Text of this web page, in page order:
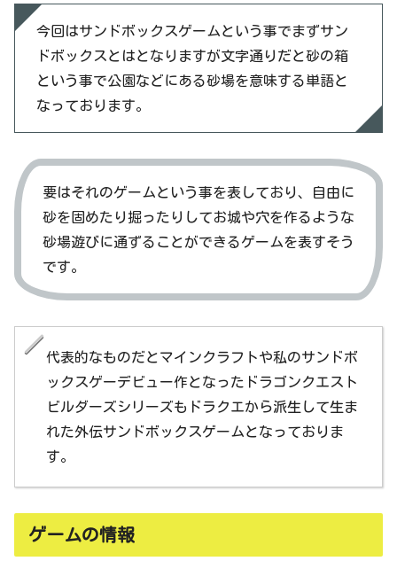
今回はサンドボックスゲームという事でまずサン
ドボックスとはとなりますが文字通りだと砂の箱
という事で公園などにある砂場を意味する単語と
なっております。
要はそれのゲームという事を表しており、自由に
砂を固めたり掘ったりしてお城や穴を作るような
砂場遊びに通ずることができるゲームを表すそう
です。
代表的なものだとマインクラフトや私のサンドボ
ックスゲーデビュー作となったドラゴンクエスト
ビルダーズシリーズもドラクエから派生して生ま
れた外伝サンドボックスゲームとなっておりま
す。
ゲームの情報